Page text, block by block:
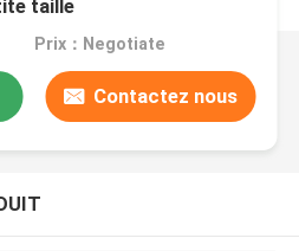
taille
Prix：Negotiate
Contactez nous